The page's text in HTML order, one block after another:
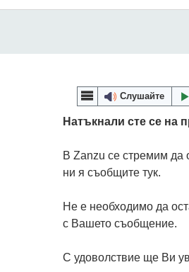
Слушайте
Натъкнали сте се на
В Zanzu се стремим да
ни я съобщите тук.
Не е необходимо да
с Вашето съобщение.
С удоволствие ще Ви